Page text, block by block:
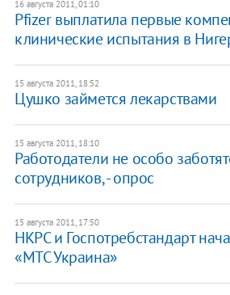
16 августа 2011, 01:10
Pfizer выплатила первые
клинические испытания в
15 августа 2011, 18:52
Цушко займется лекарствами
15 августа 2011, 18:10
Работодатели не особо
сотрудников, - опрос
15 августа 2011, 17:50
НКРС и Госпотребстандарт
«МТС Украина»